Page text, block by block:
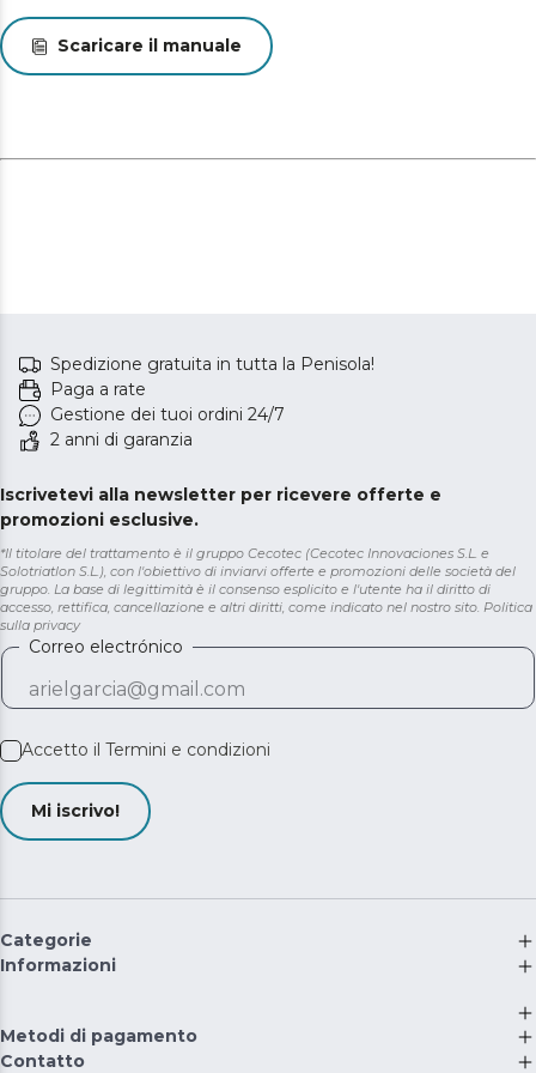
Scaricare il manuale
Spedizione gratuita in tutta la Penisola!
Paga a rate
Gestione dei tuoi ordini 24/7
2 anni di garanzia
Iscrivetevi alla newsletter per ricevere offerte e
promozioni esclusive.
*Il titolare del trattamento è il gruppo Cecotec (Cecotec Innovaciones S.L. e
Solotriatlon S.L.), con l'obiettivo di inviarvi offerte e promozioni delle società del
gruppo. La base di legittimità è il consenso esplicito e l'utente ha il diritto di
accesso, rettifica, cancellazione e altri diritti, come indicato nel nostro sito. Politica
sulla privacy
Correo electrónico
Accetto il Termini e condizioni
Mi iscrivo!
Categorie
Informazioni
Metodi di pagamento
Contatto